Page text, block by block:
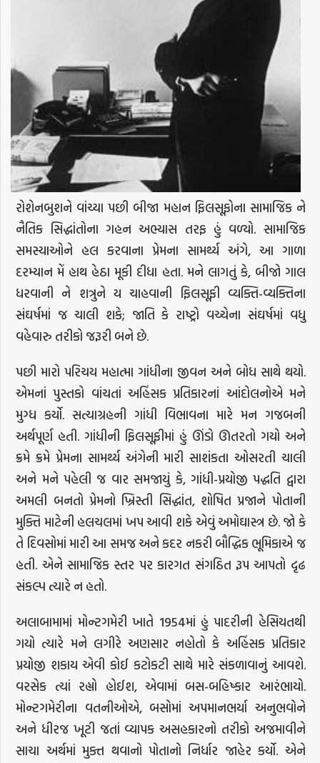
રોશેનબુશને વાંચ્યા પછી બીજા મહાન ફિલસૂફોના સામાજિક ને
નૈતિક સિદ્ધાંતોના ગહન અભ્યાસ તરફ હું વળ્યો. સામાજિક
સમસ્યાઓને હલ કરવાના પ્રેમના સામર્થ્ય અંગે, આ ગાળા
દરમ્યાન મેં હાથ હેઠા મૂકી દીધા હતા. મને લાગતું કે, બીજો ગાલ
ધરવાની ને શત્રુને ય ચાહવાની ફિલસૂફી વ્યક્તિ-વ્યક્તિના
સંઘર્ષમાં જ ચાલી શકે; જાતિ કે રાષ્ટ્રો વચ્ચેના સંઘર્ષમાં વધુ
વહેવારુ તરીકો જરૂરી બને છે.
પછી મારો પરિચય મહાત્મા ગાંધીના જીવન અને બોધ સાથે થયો.
એમનાં પુસ્તકો વાંચતાં અહિંસક પ્રતિકારનાં આંદોલનોએ મને
મુગ્ધ કર્યો. સત્યાગ્રહની ગાંધી વિભાવના મારે મન ગજબની
અર્થપૂર્ણ હતી. ગાંધીની ફિલસૂફીમાં હું ઊંડો ઊતરતો ગયો અને
ક્રમે ક્રમે પ્રેમના સામર્થ્ય અંગેની મારી સાશંકતા ઓસરતી ચાલી
અને મને પહેલી જ વાર સમજાયું કે, ગાંધી-પ્રયોજી પદ્ધતિ દ્વારા
અમલી બનતો પ્રેમનો ખ્રિસ્તી સિદ્ધાંત, શોષિત પ્રજાને પોતાની
મુક્તિ માટેની હલચલમાં ખપ આવી શકે એવું અમોઘાસ્ત્ર છે. જો કે
તે દિવસોમાં મારી આ સમજ અને કદર નકરી બૌદ્ધિક ભૂમિકાએ જ
હતી. એને સામાજિક સ્તર પર કારગત સંગઠિત રૂપ આપતો દૃઢ
સંકલ્પ ત્યારે ન હતો.
અલાબામામાં મોન્ટગમેરી ખાતે 1954માં હું પાદરીની હેસિયતથી
ગયો ત્યારે મને લગીરે અણસાર નહોતો કે અહિંસક પ્રતિકાર
પ્રયોજી શકાય એવી કોઈ કટોકટી સાથે મારે સંકળાવાનું આવશે.
વરસેક ત્યાં રહ્યો હોઈશ, એવામાં બસ-બહિષ્કાર આરંભાયો.
મોન્ટગમેરીના વતનીઓએ, બસોમાં અપમાનભર્યા અનુભવોને
અને ધીરજ ખૂટી જતાં વ્યાપક અસહકારનો તરીકો અજમાવીને
સાચા અર્થમાં મુક્ત થવાનો પોતાનો નિર્ધાર જાહેર કર્યો. એને